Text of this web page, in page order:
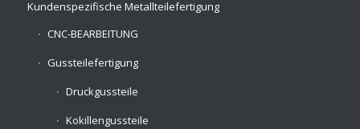
Kundenspezifische Metallteilefertigung
CNC-BEARBEITUNG
Gussteilefertigung
Druckgussteile
Kokillengussteile